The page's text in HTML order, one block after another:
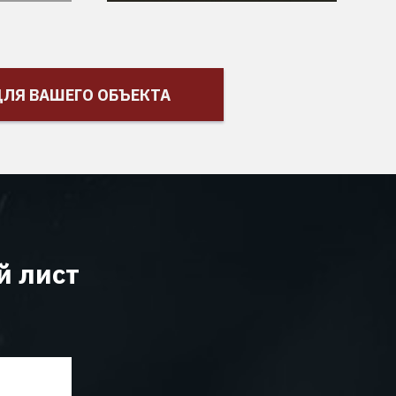
ВАШЕГО ОБЪЕКТА
лист